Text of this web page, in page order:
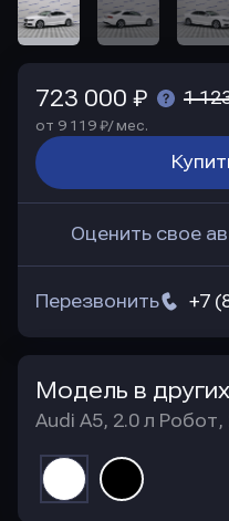
723 000 ₽ 1
от 9 119 ₽/ мес.
Оценить свое
+7
Перезвонить
Модель в
Audi A5, 2.0 л Робот,